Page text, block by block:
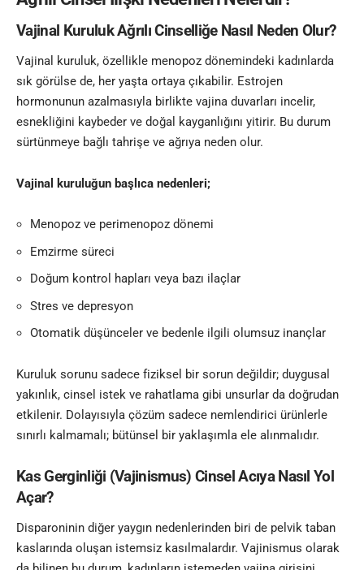
Vajinal Kuruluk Ağrılı Cinselliğe Nasıl Neden Olur?
Vajinal kuruluk, özellikle menopoz dönemindeki kadınlarda
sık görülse de, her yaşta ortaya çıkabilir. Estrojen
hormonunun azalmasıyla birlikte vajina duvarları incelir,
esnekliğini kaybeder ve doğal kayganlığını yitirir. Bu durum
sürtünmeye bağlı tahrişe ve ağrıya neden olur.
Vajinal kuruluğun başlıca nedenleri;
Menopoz ve perimenopoz dönemi
Emzirme süreci
Doğum kontrol hapları veya bazı ilaçlar
Stres ve depresyon
Otomatik düşünceler ve bedenle ilgili olumsuz inançlar
Kuruluk sorunu sadece fiziksel bir sorun değildir; duygusal
yakınlık, cinsel istek ve rahatlama gibi unsurlar da doğrudan
etkilenir. Dolayısıyla çözüm sadece nemlendirici ürünlerle
sınırlı kalmamalı; bütünsel bir yaklaşımla ele alınmalıdır.
Kas Gerginliği (Vajinismus) Cinsel Acıya Nasıl Yol
Açar?
Disparoninin diğer yaygın nedenlerinden biri de pelvik taban
kaslarında oluşan istemsiz kasılmalardır. Vajinismus olarak